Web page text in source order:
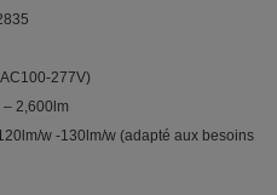
277V)
2,600lm
w -130lm/w (adapté aux besoins